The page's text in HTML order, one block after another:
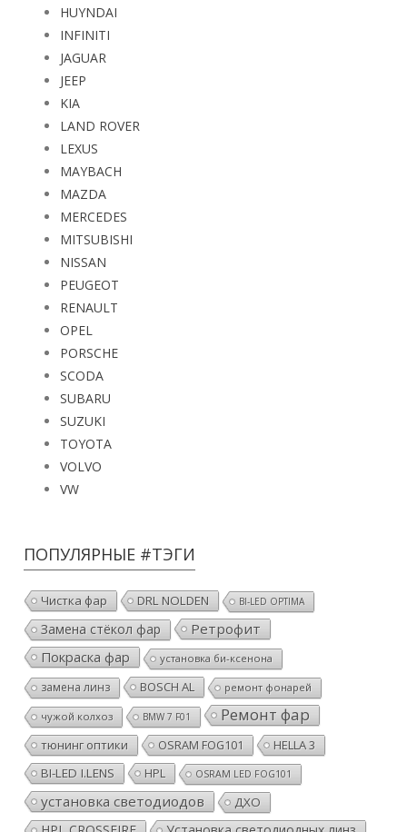
HUYNDAI
INFINITI
JAGUAR
JEEP
KIA
LAND ROVER
LEXUS
MAYBACH
MAZDA
MERCEDES
MITSUBISHI
NISSAN
PEUGEOT
RENAULT
OPEL
PORSCHE
SCODA
SUBARU
SUZUKI
TOYOTA
VOLVO
VW
ПОПУЛЯРНЫЕ #ТЭГИ
Чистка фар DRL NOLDEN BI-LED OPTIMA
Замена стёкол фар
Ретрофит
Покраска фар
установка би-ксенона
замена линз BOSCH AL ремонт фонарей
чужой колхоз BMW 7 F01 Ремонт фар
тюнинг оптики OSRAM FOG101
HELLA 3
BI-LED I.LENS
HPL OSRAM LED FOG101
установка светодиодов ДХО